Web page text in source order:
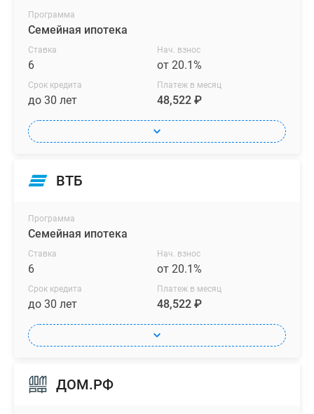
Программа
Семейная ипотека
Ставка
6
Нач. взнос
от 20.1%
Срок кредита
до 30 лет
Платеж в месяц
48,522 ₽
ВТБ
Программа
Семейная ипотека
Ставка
6
Нач. взнос
от 20.1%
Срок кредита
до 30 лет
Платеж в месяц
48,522 ₽
ДОМ.РФ